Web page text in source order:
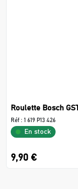
Roulette Bosch
Réf : 1 619 P13 426
En stock
9,90 €